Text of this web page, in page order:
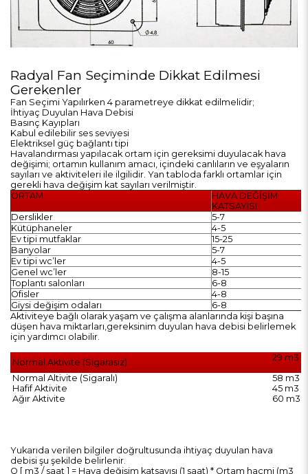
Radyal Fan Seçiminde Dikkat Edilmesi
Gerekenler
Fan Seçimi Yapılırken 4 parametreye dikkat edilmelidir;
İhtiyaç Duyulan Hava Debisi
Basınç Kayıpları
Kabul edilebilir ses seviyesi
Elektriksel güç bağlantı tipi
Havalandırması yapılacak ortam için gereksimi duyulacak hava
değişimi; ortamın kullanım amacı, içindeki canlıların ve eşyaların
sayıları ve aktiviteleri ile ilgilidir. Yan tabloda farklı ortamlar için
gerekli hava değişim kat sayıları verilmiştir.
ORTAM
HAVA DEĞİŞİM
KATSAYISI
Derslikler
5-7
Kütüphaneler
4-5
Ev tipi mutfaklar
15-25
Banyolar
5-7
Ev tipi wc’ler
4-5
Genel wc’ler
8-15
Toplantı salonları
6-8
Ofisler
4-8
Giysi değişim odaları
6-8
Aktiviteye bağlı olarak yaşam ve çalışma alanlarında kişi başına
düşen hava miktarları,gereksinim duyulan hava debisi belirlemek
için yardımcı olabilir.
Normal Aktivite (Sigarasız)
29 m3 /
Normal Altivite (Sigaralı)
58 m3 /
Hafif Aktivite
45 m3 /
Ağır Aktivite
60 m3 /
Yukarıda verilen bilgiler doğrultusunda ihtiyaç duyulan hava
debisi şu şekilde belirlenir.
Q [ m3 / saat ] = Hava değişim katsayısı (1 saat) * Ortam hacmi (m3